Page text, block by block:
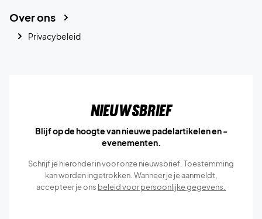
Over ons
Privacybeleid
Nieuwsbrief
Blijf op de hoogte van nieuwe padelartikelen en -
evenementen.
Schrijf je hieronder in voor onze nieuwsbrief. Toestemming
kan worden ingetrokken. Wanneer je je aanmeldt,
accepteer je ons beleid voor persoonlijke gegevens.